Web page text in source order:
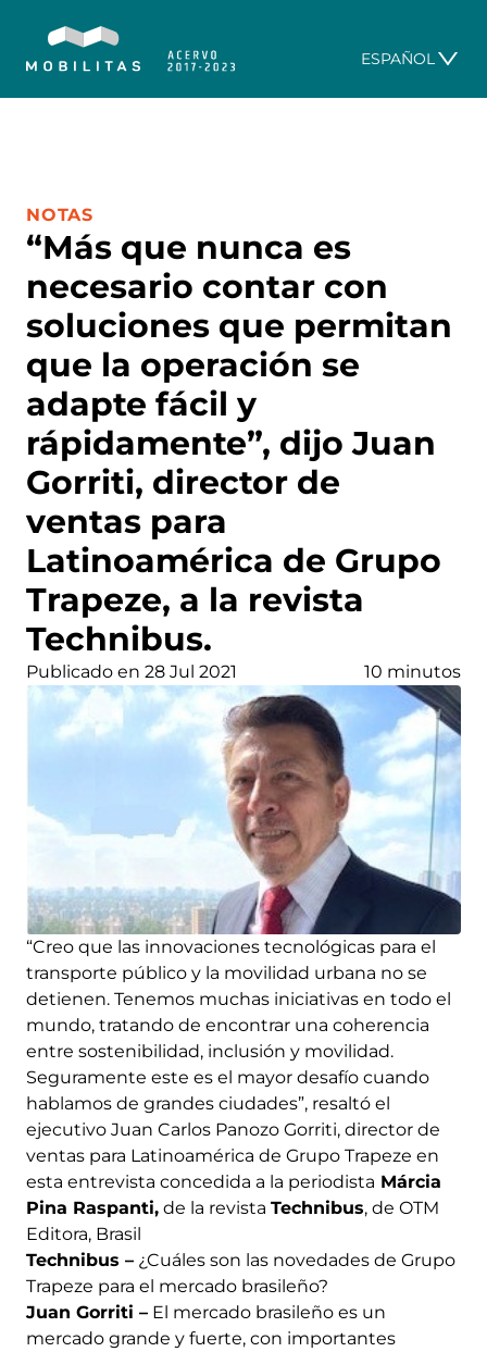
ESPAÑOL
“Más que nunca es
necesario contar con
soluciones que permitan
que la operación se
adapte fácil y
rápidamente”, dijo Juan
Gorriti, director de
ventas para
Latinoamérica de Grupo
Trapeze, a la revista
Technibus.
CATEGORÍA:
NOTAS
Publicado en 28 Jul 2021 10 minutos
“Creo que las innovaciones tecnológicas para el
transporte público y la movilidad urbana no se
detienen. Tenemos muchas iniciativas en todo el
mundo, tratando de encontrar una coherencia
entre sostenibilidad, inclusión y movilidad.
Seguramente este es el mayor desafío cuando
hablamos de grandes ciudades”, resaltó el
ejecutivo Juan Carlos Panozo Gorriti, director de
ventas para Latinoamérica de Grupo Trapeze en
esta entrevista concedida a la periodista Márcia
Pina Raspanti, de la revista Technibus, de OTM
Editora, Brasil
Technibus – ¿Cuáles son las novedades de Grupo
Trapeze para el mercado brasileño?
Juan Gorriti – El mercado brasileño es un
mercado grande y fuerte, con importantes